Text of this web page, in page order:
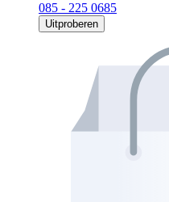
085 - 225 0685
Uitproberen